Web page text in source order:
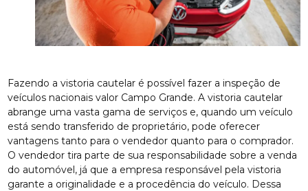
Fazendo a vistoria cautelar é possível fazer a inspeção de
veículos nacionais valor Campo Grande. A vistoria cautelar
abrange uma vasta gama de serviços e, quando um veículo
está sendo transferido de proprietário, pode oferecer
vantagens tanto para o vendedor quanto para o comprador.
O vendedor tira parte de sua responsabilidade sobre a venda
do automóvel, já que a empresa responsável pela vistoria
garante a originalidade e a procedência do veículo. Dessa